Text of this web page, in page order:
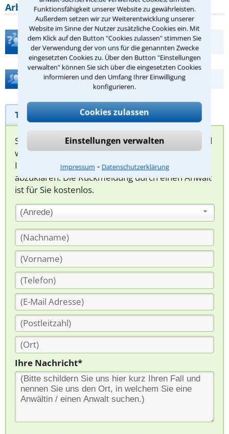
Funktionsfähigkeit unserer Website zu gewährleisten.
Außerdem setzen wir zur Weiterentwicklung unserer
Website im Sinne der Nutzer zusätzliche Cookies ein. Mit
dem Klick auf den Button "Cookies zulassen" stimmen Sie
der Verwendung der von uns für die genannten Zwecke
eingesetzten Cookies zu. Über den Button "Einstellungen
verwalten" können Sie sich über die eingesetzten Cookies
informieren und den Umfang Ihrer Einwilligung
konfigurieren.
Cookies zulassen
Einstellungen verwalten
Impressum ⁃ Datenschutzerklärung
Arbeitszeit gelten beim
Teste Dein Rechtswissen
Hilfe bei Ihrer Anwaltsuche?
Telefonhilfe Beratungsanfrage
Sie können hier Ihren Fall schildern. Anschließend
werden sich spezialisierte Rechtsanwälte bei
Ihnen melden, um das weitere Vorgehen
abzuklären. Die Rückmeldung durch einen Anwalt
ist für Sie kostenlos.
(Anrede)
Ihre Nachricht*